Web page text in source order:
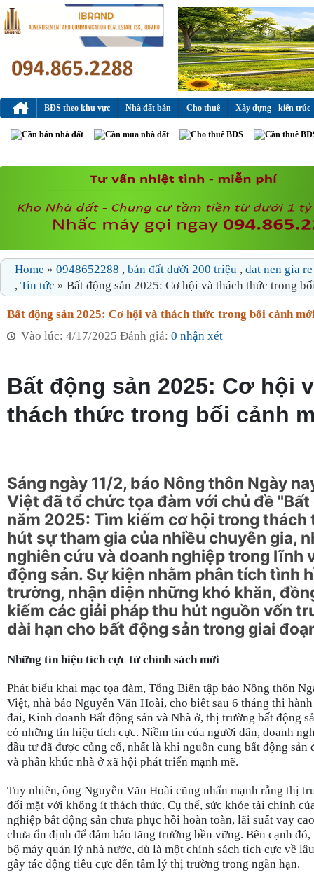
BĐS theo khu vực Nhà đất bán Cho thuê Xây dựng - kiến trúc
Cần bán nhà đất Cần mua nhà đất Cho thuê BĐS Cần thuê
Home » 0948652288 , bán đất dưới 200 triệu , dat nen gia
, Tin tức » Bất động sản 2025: Cơ hội và thách thức trong
Bất động sản 2025: Cơ hội và thách thức trong bối cảnh
Vào lúc: 4/17/2025 Đánh giá: 0 nhận xét
Bất động sản 2025: Cơ hội
thách thức trong bối cảnh
Sáng ngày 11/2, báo Nông thôn Ngày
Việt đã tổ chức tọa đàm với chủ đề
năm 2025: Tìm kiếm cơ hội trong thách
hút sự tham gia của nhiều chuyên gia,
nghiên cứu và doanh nghiệp trong lĩnh
động sản. Sự kiện nhằm phân tích tình
trường, nhận diện những khó khăn,
kiếm các giải pháp thu hút nguồn vốn
dài hạn cho bất động sản trong giai
Những tín hiệu tích cực từ chính sách mới
Phát biểu khai mạc tọa đàm, Tổng Biên tập báo Nông thôn
Việt, nhà báo Nguyễn Văn Hoài, cho biết sau 6 tháng thi
đai, Kinh doanh Bất động sản và Nhà ở, thị trường bất động
có những tín hiệu tích cực. Niềm tin của người dân, doanh
đầu tư đã được củng cố, nhất là khi nguồn cung bất động sản
và phân khúc nhà ở xã hội phát triển mạnh mẽ.
Tuy nhiên, ông Nguyễn Văn Hoài cũng nhấn mạnh rằng thị
đối mặt với không ít thách thức. Cụ thể, sức khỏe tài chính
nghiệp bất động sản chưa phục hồi hoàn toàn, lãi suất vay
chưa ổn định để đảm bảo tăng trưởng bền vững. Bên cạnh
bộ máy quản lý nhà nước, dù là một chính sách tích cực về
gây tác động tiêu cực đến tâm lý thị trường trong ngắn hạn.